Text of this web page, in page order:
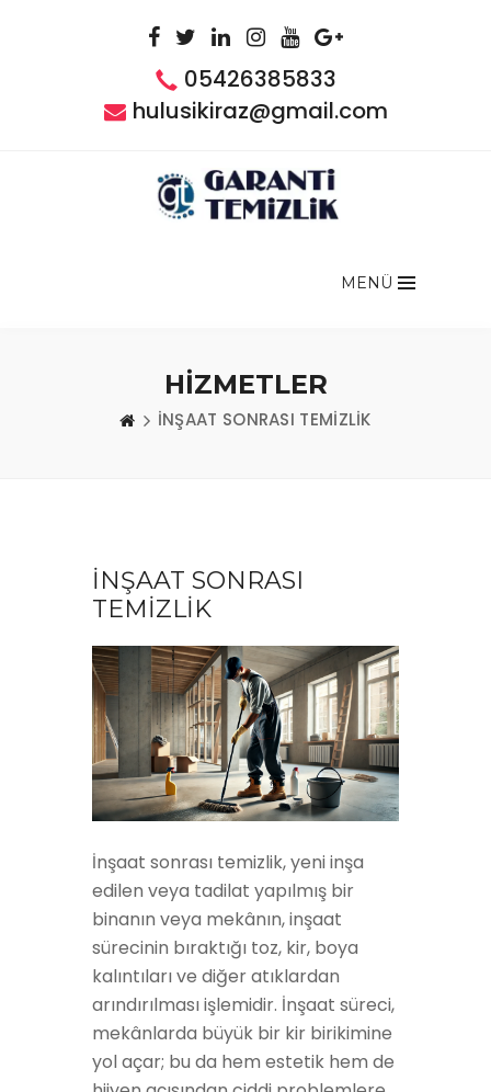
05426385833
hulusikiraz@gmail.com
MENÜ
HİZMETLER
İNŞAAT SONRASI TEMİZLİK
İNŞAAT SONRASI
TEMİZLİK
İnşaat sonrası temizlik, yeni inşa
edilen veya tadilat yapılmış bir
binanın veya mekânın, inşaat
sürecinin bıraktığı toz, kir, boya
kalıntıları ve diğer atıklardan
arındırılması işlemidir. İnşaat süreci,
mekânlarda büyük bir kir birikimine
yol açar; bu da hem estetik hem de